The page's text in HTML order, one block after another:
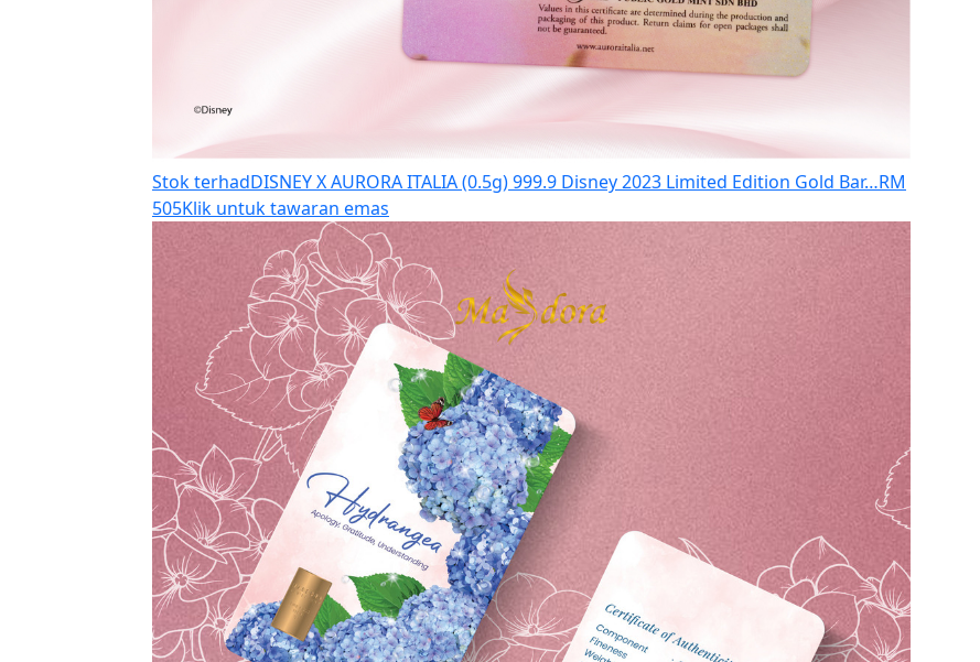
Stok terhadDISNEY X AURORA ITALIA (0.5g) 999.9 Disney 2023 Limited Edition Gold Bar…RM
505Klik untuk tawaran emas